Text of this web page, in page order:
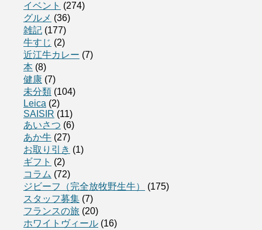
イベント (274)
グルメ (36)
雑記 (177)
牛すじ (2)
近江牛カレー (7)
本 (8)
健康 (7)
未分類 (104)
Leica (2)
SAISIR (11)
あいさつ (6)
あか牛 (27)
お取り引き (1)
ギフト (2)
コラム (72)
ジビーフ（完全放牧野生牛）
(175)
スタッフ募集 (7)
フランスの旅 (20)
ホワイトヴィール (16)